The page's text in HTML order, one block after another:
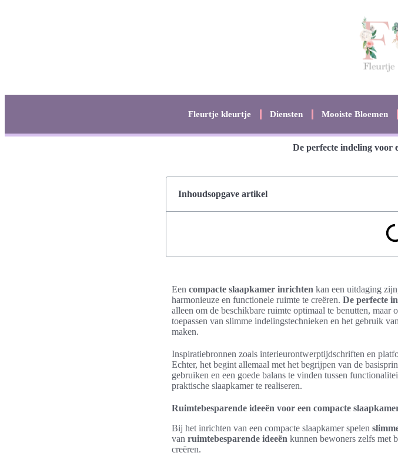
Fleurtje kleurtje Diensten Mooiste Bloemen
De perfecte indeling voor
Inhoudsopgave artikel
Een compacte slaapkamer inrichten kan een uitdaging
harmonieuze en functionele ruimte te creëren. De perfecte
alleen om de beschikbare ruimte optimaal te benutten,
toepassen van slimme indelingstechnieken en het gebruik van
maken.
Inspiratiebronnen zoals interieurontwerptijdschriften en
Echter, het begint allemaal met het begrijpen van de
gebruiken en een goede balans te vinden tussen
praktische slaapkamer te realiseren.
Ruimtebesparende ideeën voor een compacte
Bij het inrichten van een compacte slaapkamer spelen
van ruimtebesparende ideeën kunnen bewoners zelfs met
creëren.